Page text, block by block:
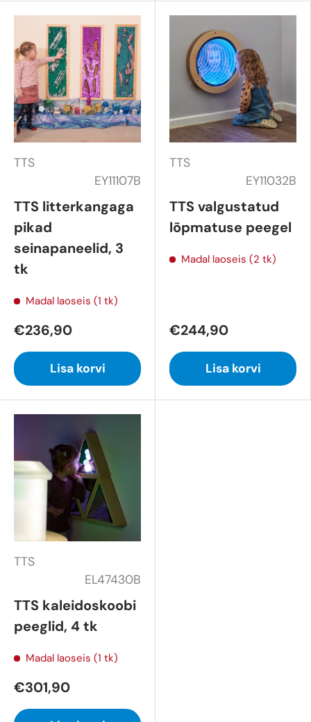
TTS
EY11107B
TTS litterkangaga
pikad
seinapaneelid, 3
tk
Madal laoseis (1 tk)
€236,90
Lisa korvi
TTS
EY11032B
TTS valgustatud
lõpmatuse peegel
Madal laoseis (2 tk)
€244,90
Lisa korvi
TTS
EL47430B
TTS kaleidoskoobi
peeglid, 4 tk
Madal laoseis (1 tk)
€301,90